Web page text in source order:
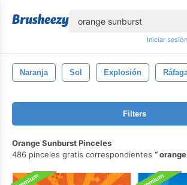
Iniciar sesión
Naranja Sol Explosión
Filters
Orange Sunburst Pinceles
486 pinceles gratis correspondientes